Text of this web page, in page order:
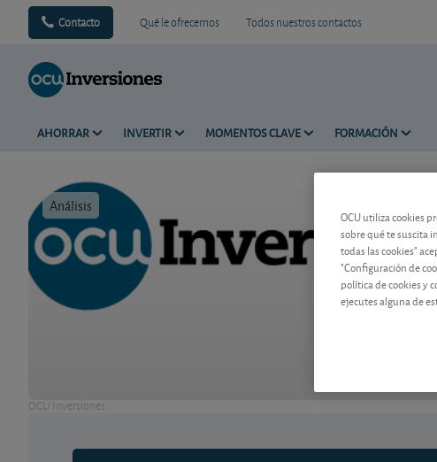
Contacto Qué le ofrecemos Todos nuestros contactos
AHORRAR INVERTIR MOMENTOS CLAVE FORMACIÓN
Análisis
OCU Inversiones
OCU utiliza cookies
sobre qué te suscita
todas las cookies"
"Configuración de
política de cookies y
ejecutes alguna de